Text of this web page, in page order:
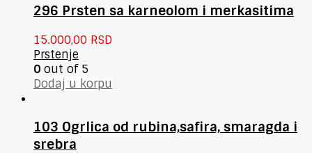
296 Prsten sa karneolom i merkasitima
15.000,00 RSD
Prstenje
0 out of 5
Dodaj u korpu
103 Ogrlica od rubina,safira, smaragda i
srebra